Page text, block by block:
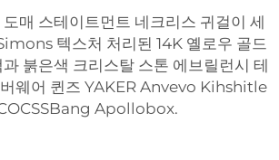
매 스테이트먼트 네크리스 귀걸이 세
텍스처 처리된 14K 옐로우 골드
붉은색 크리스탈 스톤 에브릴런시 테
웨어 퀸즈 YAKER Anvevo Kihshitle
Apollobox.